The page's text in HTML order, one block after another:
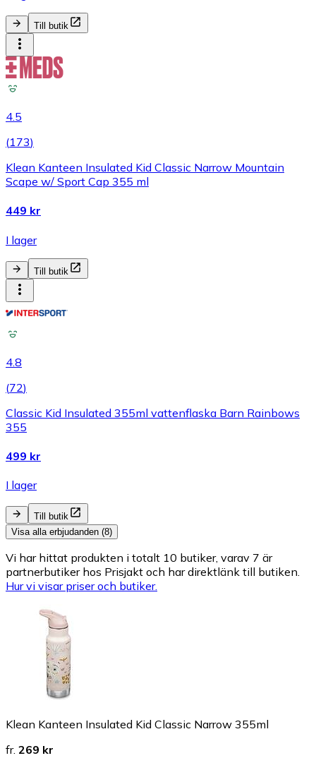
Till butik
4.5
(173)
Klean Kanteen Insulated Kid Classic Narrow Mountain
Scape w/ Sport Cap 355 ml
449 kr
I lager
Till butik
4.8
(72)
Classic Kid Insulated 355ml vattenflaska Barn Rainbows
355
499 kr
I lager
Till butik
Visa alla erbjudanden (8)
Vi har hittat produkten i totalt 10 butiker, varav 7 är
partnerbutiker hos Prisjakt och har direktlänk till butiken.
Hur vi visar priser och butiker.
Klean Kanteen Insulated Kid Classic Narrow 355ml
fr. 269 kr